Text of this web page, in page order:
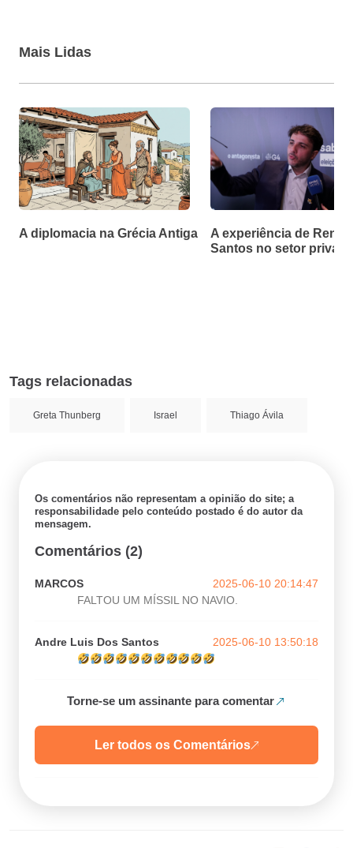
Mais Lidas
A diplomacia na Grécia Antiga
A experiência de Renan
Santos no setor
Tags relacionadas
Greta Thunberg Israel Thiago Ávila
Os comentários não representam a opinião do site; a
responsabilidade pelo conteúdo postado é do autor da
mensagem.
Comentários (2)
MARCOS
2025-06-10 20:14:47
FALTOU UM MÍSSIL NO NAVIO.
Andre Luis Dos Santos 2025-06-10 13:50:18
Torne-se um assinante para comentar
Ler todos os Comentários